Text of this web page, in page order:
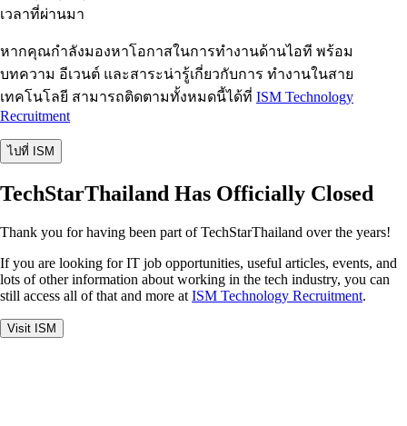
เวลาที่ผ่านมา
หากคุณกำลังมองหาโอกาสในการทำงานด้านไอที พร้อม
บทความ อีเวนต์ และสาระน่ารู้เกี่ยวกับการ ทำงานในสาย
เทคโนโลยี สามารถติดตามทั้งหมดนี้ได้ที่ ISM Technology
Recruitment
ไปที่ ISM
TechStarThailand Has Officially Closed
Thank you for having been part of TechStarThailand over the years!
If you are looking for IT job opportunities, useful articles, events, and
lots of other information about working in the tech industry, you can
still access all of that and more at ISM Technology Recruitment.
Visit ISM